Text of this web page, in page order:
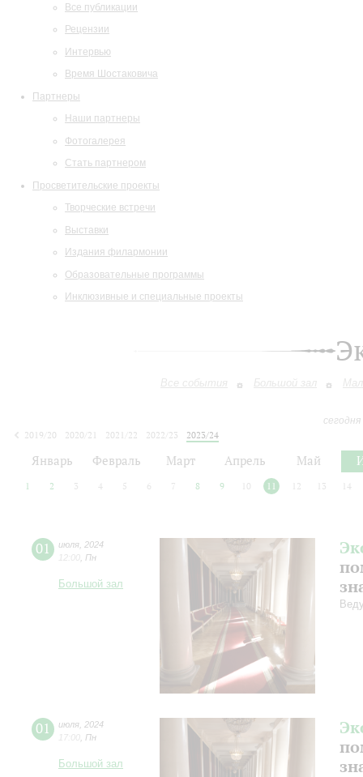
Все публикации
Рецензии
Интервью
Время Шостаковича
Партнеры
Наши партнеры
Фотогалерея
Стать партнером
Просветительские проекты
Творческие встречи
Выставки
Издания филармонии
Образовательные программы
Инклюзивные и специальные проекты
Все события Большой зал
2019/20
2020/21 2021/22 2022/23
2023/24
Январь Февраль Март Апрель Май
1 2 3 4 5 6 7 8 9 10 11 12 13 14
01 июля 2024
12:00 Пн
Большой зал
01 июля 2024
17:00 Пн
Большой зал